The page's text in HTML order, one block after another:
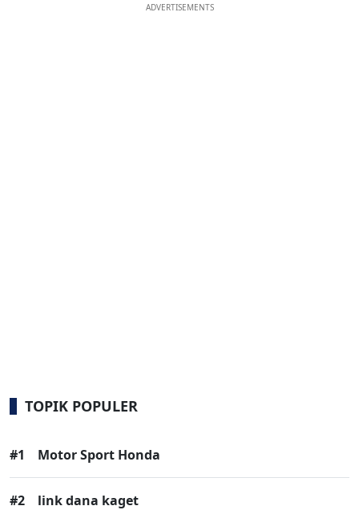
ADVERTISEMENTS
TOPIK POPULER
#1 Motor Sport Honda
#2 link dana kaget